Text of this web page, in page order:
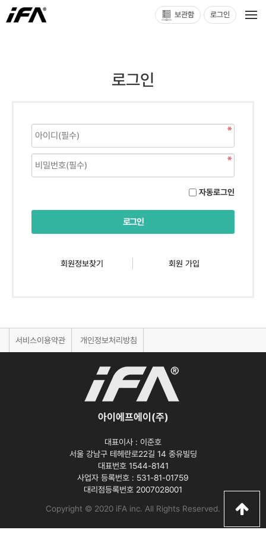
보관함 로그인
로그인
자동로그인
회원정보찾기 회원 가입
서비스이용약관 개인정보처리방침
아이에프에이(주)
대표이사 : 이준호
서울 강남구 테헤란로22길 14 중유빌딩
대표번호 1544-8141
사업자 등록번호 : 531-81-01759
대리점등록번호 2007028001
Copyright © 2020 iFA inc. All Rights Reserved.